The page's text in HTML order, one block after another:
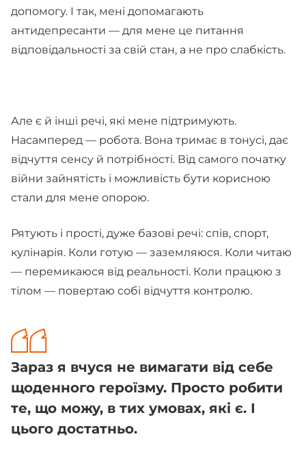
допомогу. І так, мені допомагають
антидепресанти — для мене це питання
відповідальності за свій стан, а не про слабкість.
Але є й інші речі, які мене підтримують.
Насамперед — робота. Вона тримає в тонусі, дає
відчуття сенсу й потрібності. Від самого початку
війни зайнятість і можливість бути корисною
стали для мене опорою.
Рятують і прості, дуже базові речі: спів, спорт,
кулінарія. Коли готую — заземляюся. Коли читаю
— перемикаюся від реальності. Коли працюю з
тілом — повертаю собі відчуття контролю.
Зараз я вчуся не вимагати від себе
щоденного героїзму. Просто робити
те, що можу, в тих умовах, які є. І
цього достатньо.